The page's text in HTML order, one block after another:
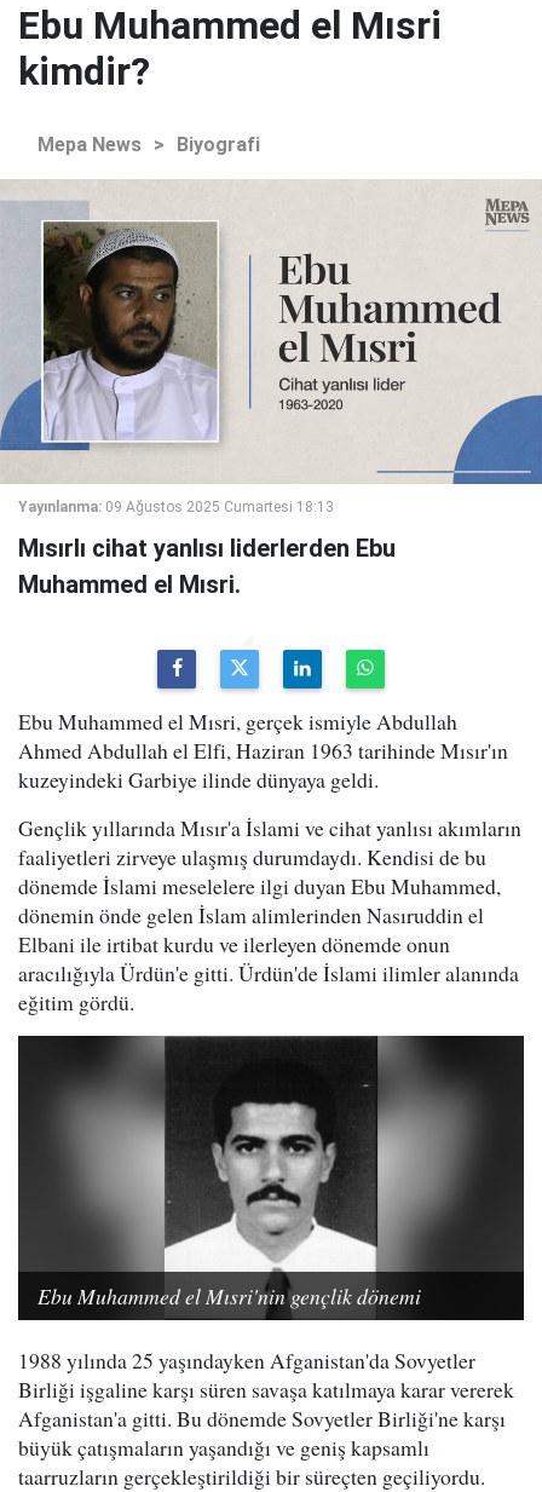
Ebu Muhammed el Mısri
kimdir?
Mepa News > Biyografi
Yayınlanma: 09 Ağustos 2025 Cumartesi 18:13
Mısırlı cihat yanlısı liderlerden Ebu
Muhammed el Mısri.
Ebu Muhammed el Mısri, gerçek ismiyle Abdullah
Ahmed Abdullah el Elfi, Haziran 1963 tarihinde Mısır'ın
kuzeyindeki Garbiye ilinde dünyaya geldi.
Gençlik yıllarında Mısır'a İslami ve cihat yanlısı akımların
faaliyetleri zirveye ulaşmış durumdaydı. Kendisi de bu
dönemde İslami meselelere ilgi duyan Ebu Muhammed,
dönemin önde gelen İslam alimlerinden Nasıruddin el
Elbani ile irtibat kurdu ve ilerleyen dönemde onun
aracılığıyla Ürdün'e gitti. Ürdün'de İslami ilimler alanında
eğitim gördü.
Ebu Muhammed el Mısri'nin gençlik dönemi
1988 yılında 25 yaşındayken Afganistan'da Sovyetler
Birliği işgaline karşı süren savaşa katılmaya karar vererek
Afganistan'a gitti. Bu dönemde Sovyetler Birliği'ne karşı
büyük çatışmaların yaşandığı ve geniş kapsamlı
taarruzların gerçekleştirildiği bir süreçten geçiliyordu.